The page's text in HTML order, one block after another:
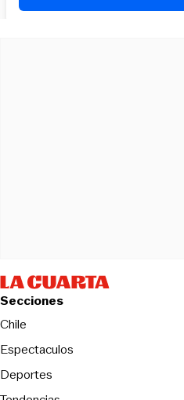
Secciones
Chile
Espectaculos
Deportes